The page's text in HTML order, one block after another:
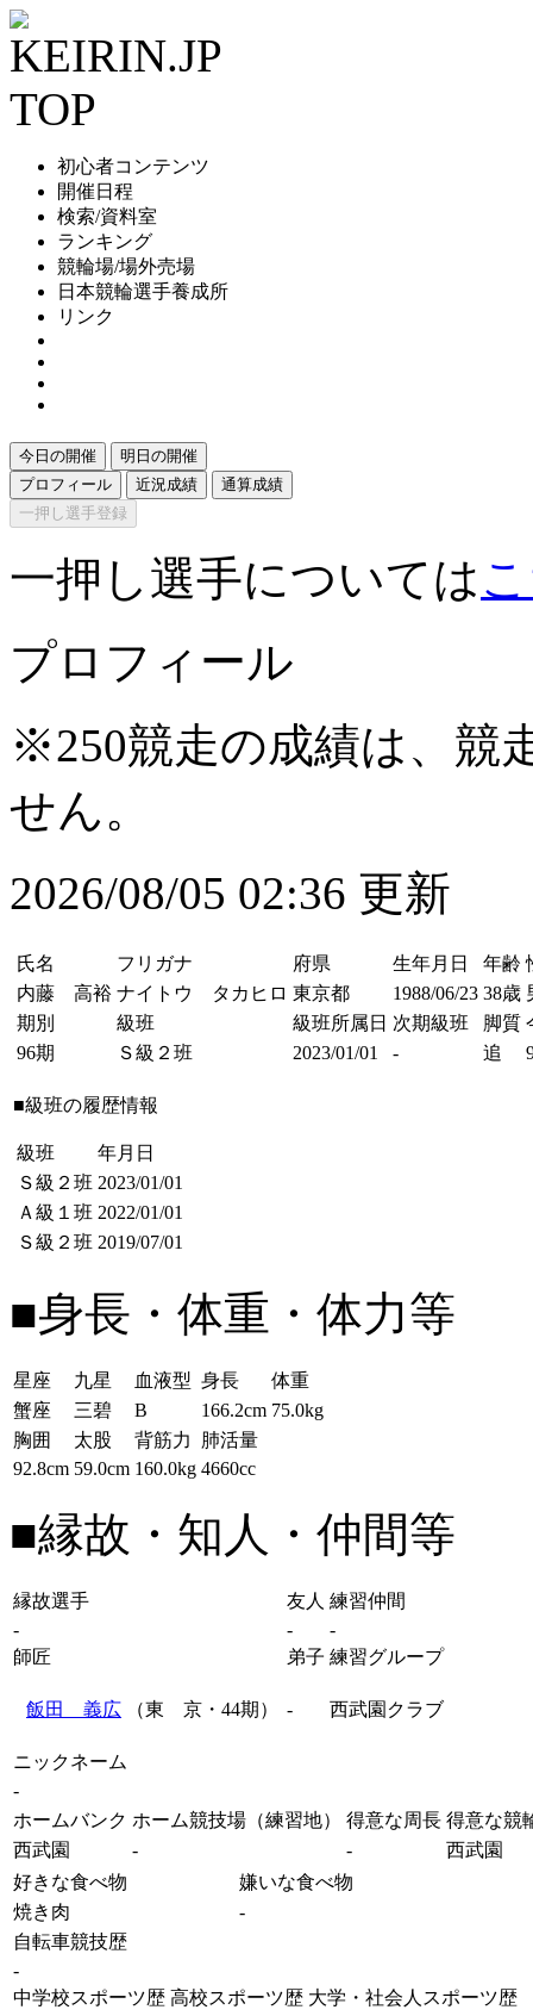
初心者コンテンツ
開催日程
検索/資料室
ランキング
競輪場/場外売場
日本競輪選手養成所
リンク
今日の開催
明日の開催
プロフィール
近況成績
通算成績
一押し選手登録
一押し選手については
プロフィール
※250競走の成績は、競
せん。
2026/08/05 02:36 更新
氏名 フリガナ 府県 生年月日 年齢
内藤 高裕 ナイトウ タカヒロ 東京都 1988/06/23 38歳
期別
級班 級班所属日 次期級班 脚質
96期
Ｓ級２班 2023/01/01 - 追
■級班の履歴情報
級班
年月日
Ｓ級２班 2023/01/01
Ａ級１班 2022/01/01
Ｓ級２班 2019/07/01
■身長・体重・体力等
星座 九星 血液型 身長
体重
蟹座
三碧 B 166.2cm 75.0kg
胸囲
太股 背筋力
肺活量
92.8cm 59.0cm 160.0kg 4660cc
■縁故・知人・仲間等
縁故選手 友人 練習仲間
-
-
-
師匠
弟子 練習グループ
飯田 義広 （東 京・44期） - 西武園クラブ
ニックネーム
-
ホームバンク ホーム競技場（練習地） 得意な周長 得意な競
西武園
- -
西武園
好きな食べ物
嫌いな食べ物
焼き肉
-
自転車競技歴
-
中学校スポーツ歴 高校スポーツ歴 大学・社会人スポーツ歴